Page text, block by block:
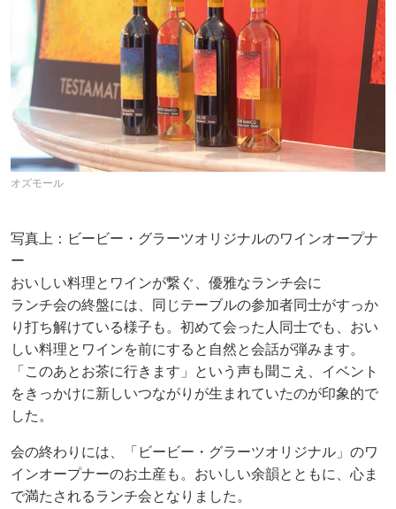
オズモール
写真上：ビービー・グラーツオリジナルのワインオープナ
ー
おいしい料理とワインが繋ぐ、優雅なランチ会に
ランチ会の終盤には、同じテーブルの参加者同士がすっか
り打ち解けている様子も。初めて会った人同士でも、おい
しい料理とワインを前にすると自然と会話が弾みます。
「このあとお茶に行きます」という声も聞こえ、イベント
をきっかけに新しいつながりが生まれていたのが印象的で
した。
会の終わりには、「ビービー・グラーツオリジナル」のワ
インオープナーのお土産も。おいしい余韻とともに、心ま
で満たされるランチ会となりました。